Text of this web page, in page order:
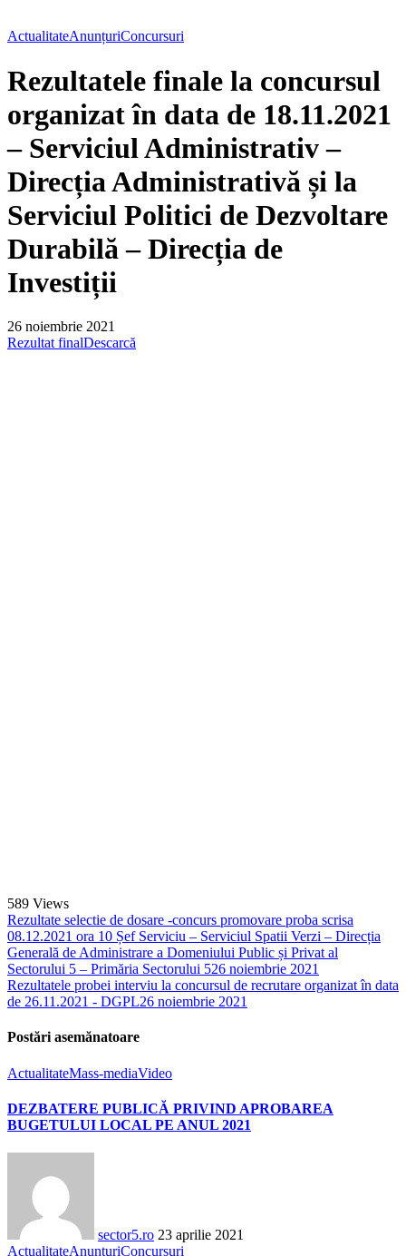
ActualitateAnunțuriConcursuri
Rezultatele finale la concursul
organizat în data de 18.11.2021
– Serviciul Administrativ –
Direcția Administrativă și la
Serviciul Politici de Dezvoltare
Durabilă – Direcția de
Investiții
26 noiembrie 2021
Rezultat finalDescarcă
589 Views
Rezultate selectie de dosare -concurs promovare proba scrisa
08.12.2021 ora 10 Șef Serviciu – Serviciul Spatii Verzi – Direcția
Generală de Administrare a Domeniului Public și Privat al
Sectorului 5 – Primăria Sectorului 526 noiembrie 2021
Rezultatele probei interviu la concursul de recrutare organizat în data
de 26.11.2021 - DGPL26 noiembrie 2021
Postări asemănatoare
ActualitateMass-mediaVideo
DEZBATERE PUBLICĂ PRIVIND APROBAREA
BUGETULUI LOCAL PE ANUL 2021
sector5.ro 23 aprilie 2021
ActualitateAnunțuriConcursuri